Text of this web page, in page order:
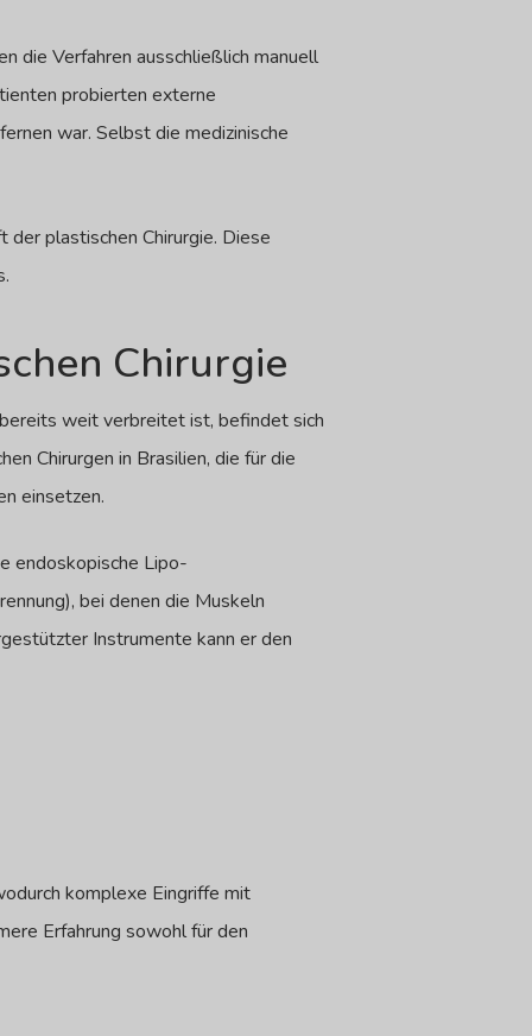
die Verfahren ausschließlich manuell
probierten externe
war. Selbst die medizinische
plastischen Chirurgie. Diese
Chirurgie
weit verbreitet ist, befindet sich
Chirurgen in Brasilien, die für die
einsetzen.
endoskopische Lipo-
bei denen die Muskeln
Instrumente kann er den
komplexe Eingriffe mit
Erfahrung sowohl für den